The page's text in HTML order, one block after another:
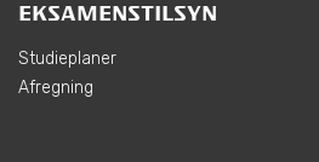
EKSAMENSTILSYN
Studieplaner
Afregning